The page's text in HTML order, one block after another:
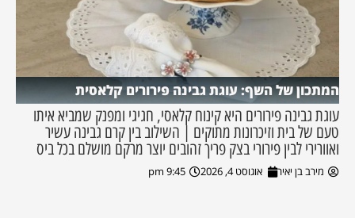
המתכון של השף: עוגת גבינה פירורים קלאסית
עוגת גבינה פירורים היא קינוח קלאסי, חגיגי ומפנק שמביא איתו
טעם של בית וזיכרונות מתוקים | השילוב בין קרם גבינה עשיר
ואוורירי לבין פירורי בצק פריך זהובים יוצר מרקם מושלם בכל ביס
מירב בן יאיר אוגוסט 4, 2026 9:45 pm